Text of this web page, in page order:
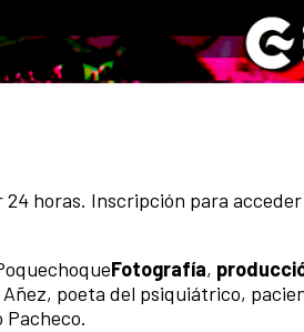
24 horas. Inscripción para
Fotografía,
poeta del psiquiátrico,